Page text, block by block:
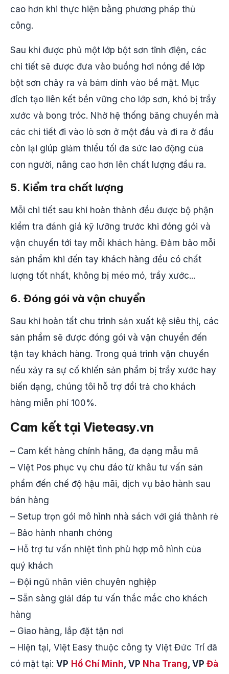
cao hơn khi thực hiện bằng phương pháp thủ
công.
Sau khi được phủ một lớp bột sơn tĩnh điện, các
chi tiết sẽ được đưa vào buồng hơi nóng để lớp
bột sơn chảy ra và bám dính vào bề mặt. Mục
đích tạo liên kết bền vững cho lớp sơn, khó bị trầy
xước và bong tróc. Nhờ hệ thống băng chuyền mà
các chi tiết đi vào lò sơn ở một đầu và đi ra ở đầu
còn lại giúp giảm thiểu tối đa sức lao động của
con người, nâng cao hơn lên chất lượng đầu ra.
5. Kiểm tra chất lượng
Mỗi chi tiết sau khi hoàn thành đều được bộ phận
kiểm tra đánh giá kỹ lưỡng trước khi đóng gói và
vận chuyển tới tay mỗi khách hàng. Đảm bảo mỗi
sản phẩm khi đến tay khách hàng đều có chất
lượng tốt nhất, không bị méo mó, trầy xước...
6. Đóng gói và vận chuyển
Sau khi hoàn tất chu trình sản xuất kệ siêu thị, các
sản phẩm sẽ được đóng gói và vận chuyển đến
tận tay khách hàng. Trong quá trình vận chuyển
nếu xảy ra sự cố khiến sản phẩm bị trầy xước hay
biến dạng, chúng tôi hỗ trợ đổi trả cho khách
hàng miễn phí 100%.
Cam kết tại Vieteasy.vn
– Cam kết hàng chính hãng, đa dạng mẫu mã
– Việt Pos phục vụ chu đáo từ khâu tư vấn sản
phẩm đến chế độ hậu mãi, dịch vụ bảo hành sau
bán hàng
– Setup trọn gói mô hình nhà sách với giá thành rẻ
– Bảo hành nhanh chóng
– Hỗ trợ tư vấn nhiệt tình phù hợp mô hình của
quý khách
– Đội ngũ nhân viên chuyên nghiệp
– Sẵn sàng giải đáp tư vấn thắc mắc cho khách
hàng
– Giao hàng, lắp đặt tận nơi
– Hiện tại, Việt Easy thuộc công ty Việt Đức Trí đã
có mặt tại: VP Hồ Chí Minh, VP Nha Trang, VP Đà